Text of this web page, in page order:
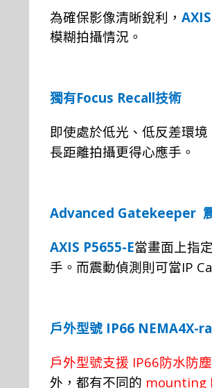
為確保影像清晰銳利，
模糊拍攝情況。
獨有Focus Recall技術
即使處於低光、低反差環境
長距離拍攝更得心應手。
Advanced Gatekeeper
AXIS P5655-E當畫面上指
手。而震動偵測則可當IP
戶外型號 IP66 NEMA4X-
戶外型號支援 IP66防水防塵
外，都有不同的 mounting